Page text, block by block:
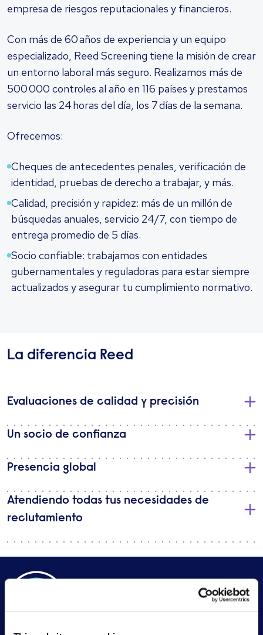
empresa de riesgos reputacionales y financieros.
Con más de 60 años de experiencia y un equipo
especializado, Reed Screening tiene la misión de crear
un entorno laboral más seguro. Realizamos más de
500 000 controles al año en 116 países y prestamos
servicio las 24 horas del día, los 7 días de la semana.
Ofrecemos:
Cheques de antecedentes penales, verificación de
identidad, pruebas de derecho a trabajar, y más.
Calidad, precisión y rapidez: más de un millón de
búsquedas anuales, servicio 24/7, con tiempo de
entrega promedio de 5 días.
Socio confiable: trabajamos con entidades
gubernamentales y reguladoras para estar siempre
actualizados y asegurar tu cumplimiento normativo.
La diferencia Reed
Evaluaciones de calidad y precisión
Un socio de confianza
Presencia global
Atendiendo todas tus necesidades de
reclutamiento